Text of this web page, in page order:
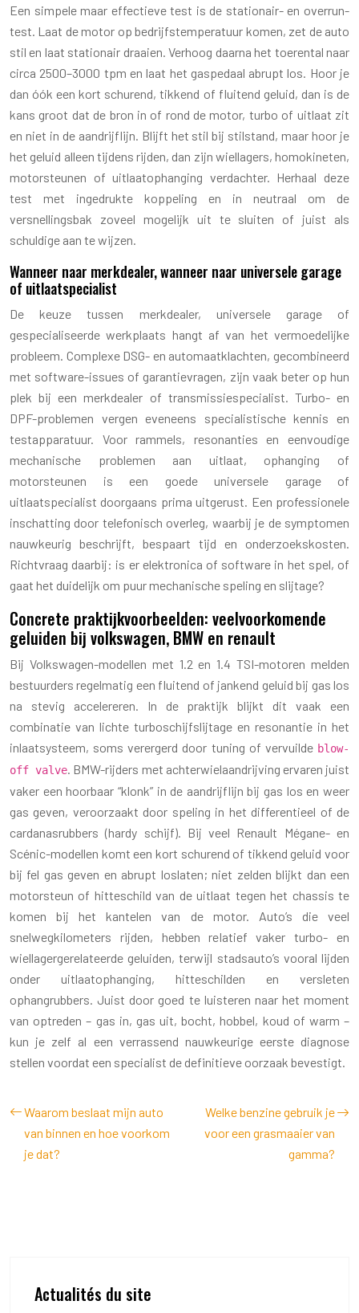
Een simpele maar effectieve test is de stationair- en overrun-
test. Laat de motor op bedrijfstemperatuur komen, zet de auto
stil en laat stationair draaien. Verhoog daarna het toerental naar
circa 2500–3000 tpm en laat het gaspedaal abrupt los. Hoor je
dan óók een kort schurend, tikkend of fluitend geluid, dan is de
kans groot dat de bron in of rond de motor, turbo of uitlaat zit
en niet in de aandrijflijn. Blijft het stil bij stilstand, maar hoor je
het geluid alleen tijdens rijden, dan zijn wiellagers, homokineten,
motorsteunen of uitlaatophanging verdachter. Herhaal deze
test met ingedrukte koppeling en in neutraal om de
versnellingsbak zoveel mogelijk uit te sluiten of juist als
schuldige aan te wijzen.
Wanneer naar merkdealer, wanneer naar universele garage
of uitlaatspecialist
De keuze tussen merkdealer, universele garage of
gespecialiseerde werkplaats hangt af van het vermoedelijke
probleem. Complexe DSG- en automaatklachten, gecombineerd
met software-issues of garantievragen, zijn vaak beter op hun
plek bij een merkdealer of transmissiespecialist. Turbo- en
DPF-problemen vergen eveneens specialistische kennis en
testapparatuur. Voor rammels, resonanties en eenvoudige
mechanische problemen aan uitlaat, ophanging of
motorsteunen is een goede universele garage of
uitlaatspecialist doorgaans prima uitgerust. Een professionele
inschatting door telefonisch overleg, waarbij je de symptomen
nauwkeurig beschrijft, bespaart tijd en onderzoekskosten.
Richtvraag daarbij: is er elektronica of software in het spel, of
gaat het duidelijk om puur mechanische speling en slijtage?
Concrete praktijkvoorbeelden: veelvoorkomende
geluiden bij volkswagen, BMW en renault
Bij Volkswagen-modellen met 1.2 en 1.4 TSI-motoren melden
bestuurders regelmatig een fluitend of jankend geluid bij gas los
na stevig accelereren. In de praktijk blijkt dit vaak een
combinatie van lichte turboschijfslijtage en resonantie in het
inlaatsysteem, soms verergerd door tuning of vervuilde blow-
off valve. BMW-rijders met achterwielaandrijving ervaren juist
vaker een hoorbaar “klonk” in de aandrijflijn bij gas los en weer
gas geven, veroorzaakt door speling in het differentieel of de
cardanasrubbers (hardy schijf). Bij veel Renault Mégane- en
Scénic-modellen komt een kort schurend of tikkend geluid voor
bij fel gas geven en abrupt loslaten; niet zelden blijkt dan een
motorsteun of hitteschild van de uitlaat tegen het chassis te
komen bij het kantelen van de motor. Auto’s die veel
snelwegkilometers rijden, hebben relatief vaker turbo- en
wiellagergerelateerde geluiden, terwijl stadsauto’s vooral lijden
onder uitlaatophanging, hitteschilden en versleten
ophangrubbers. Juist door goed te luisteren naar het moment
van optreden – gas in, gas uit, bocht, hobbel, koud of warm –
kun je zelf al een verrassend nauwkeurige eerste diagnose
stellen voordat een specialist de definitieve oorzaak bevestigt.
Waarom beslaat mijn auto
van binnen en hoe voorkom
je dat?
Welke benzine gebruik je
voor een grasmaaier van
gamma?
Actualités du site